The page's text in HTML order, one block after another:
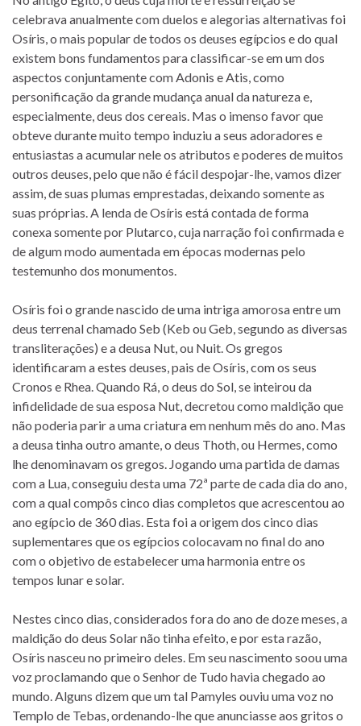
celebrava anualmente com duelos e alegorias alternativas foi
Osíris, o mais popular de todos os deuses egípcios e do qual
existem bons fundamentos para classificar-se em um dos
aspectos conjuntamente com Adonis e Atis, como
personificação da grande mudança anual da natureza e,
especialmente, deus dos cereais. Mas o imenso favor que
obteve durante muito tempo induziu a seus adoradores e
entusiastas a acumular nele os atributos e poderes de muitos
outros deuses, pelo que não é fácil despojar-lhe, vamos dizer
assim, de suas plumas emprestadas, deixando somente as
suas próprias. A lenda de Osíris está contada de forma
conexa somente por Plutarco, cuja narração foi confirmada e
de algum modo aumentada em épocas modernas pelo
testemunho dos monumentos.
Osíris foi o grande nascido de uma intriga amorosa entre um
deus terrenal chamado Seb (Keb ou Geb, segundo as diversas
transliterações) e a deusa Nut, ou Nuit. Os gregos
identificaram a estes deuses, pais de Osíris, com os seus
Cronos e Rhea. Quando Rá, o deus do Sol, se inteirou da
infidelidade de sua esposa Nut, decretou como maldição que
não poderia parir a uma criatura em nenhum mês do ano. Mas
a deusa tinha outro amante, o deus Thoth, ou Hermes, como
lhe denominavam os gregos. Jogando uma partida de damas
com a Lua, conseguiu desta uma 72ª parte de cada dia do ano,
com a qual compôs cinco dias completos que acrescentou ao
ano egípcio de 360 dias. Esta foi a origem dos cinco dias
suplementares que os egípcios colocavam no final do ano
com o objetivo de estabelecer uma harmonia entre os
tempos lunar e solar.
Nestes cinco dias, considerados fora do ano de doze meses, a
maldição do deus Solar não tinha efeito, e por esta razão,
Osíris nasceu no primeiro deles. Em seu nascimento soou uma
voz proclamando que o Senhor de Tudo havia chegado ao
mundo. Alguns dizem que um tal Pamyles ouviu uma voz no
Templo de Tebas, ordenando-lhe que anunciasse aos gritos o